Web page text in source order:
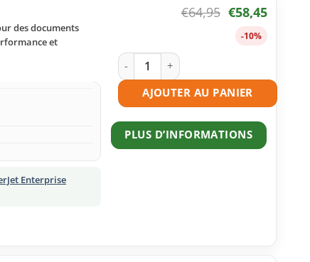
des documents
et
Enterprise
€64,95 €58,45
-10%
quantité de Toner compatible HP 508A
AJOUTER AU PANIER
PLUS D’INFORMATIONS